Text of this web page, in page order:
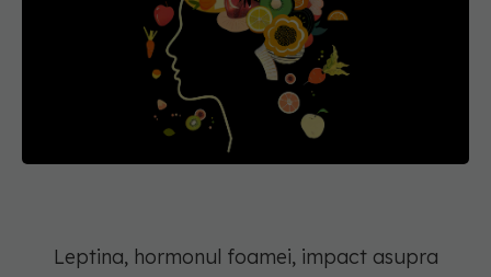
Leptina, hormonul foamei, impact asupra